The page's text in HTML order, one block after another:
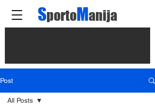
SportoManija
Post
All Posts